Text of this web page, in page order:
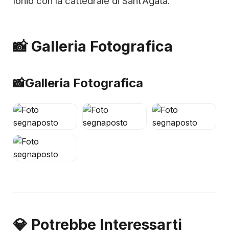
📸 Galleria Fotografica
📸Galleria Fotografica
💎 Potrebbe Interessarti